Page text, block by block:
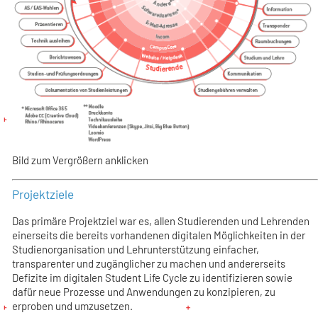
Bild zum Vergrößern anklicken
Projektziele
Das primäre Projektziel war es, allen Studierenden und Lehrenden
einerseits die bereits vorhandenen digitalen Möglichkeiten in der
Studienorganisation und Lehrunterstützung einfacher,
transparenter und zugänglicher zu machen und andererseits
Defizite im digitalen Student Life Cycle zu identifizieren sowie
dafür neue Prozesse und Anwendungen zu konzipieren, zu
erproben und umzusetzen.